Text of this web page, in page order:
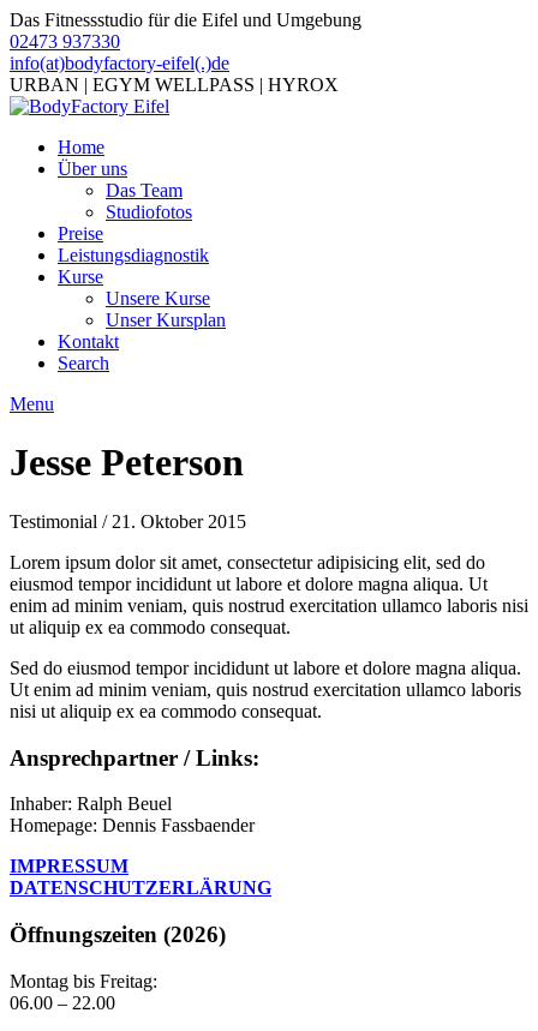
Das Fitnessstudio für die Eifel und Umgebung
02473 937330
info(at)bodyfactory-eifel(.)de
URBAN | EGYM WELLPASS | HYROX
Home
Über uns
Das Team
Studiofotos
Preise
Leistungsdiagnostik
Kurse
Unsere Kurse
Unser Kursplan
Kontakt
Search
Menu
Jesse Peterson
Testimonial / 21. Oktober 2015
Lorem ipsum dolor sit amet, consectetur adipisicing elit, sed do
eiusmod tempor incididunt ut labore et dolore magna aliqua. Ut
enim ad minim veniam, quis nostrud exercitation ullamco laboris nisi
ut aliquip ex ea commodo consequat.
Sed do eiusmod tempor incididunt ut labore et dolore magna aliqua.
Ut enim ad minim veniam, quis nostrud exercitation ullamco laboris
nisi ut aliquip ex ea commodo consequat.
Ansprechpartner / Links:
Inhaber: Ralph Beuel
Homepage: Dennis Fassbaender
IMPRESSUM
DATENSCHUTZERLÄRUNG
Öffnungszeiten (2026)
Montag bis Freitag:
06.00 – 22.00